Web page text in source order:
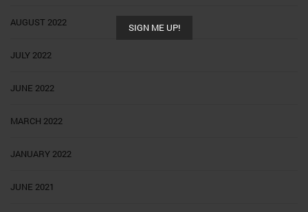
SIGN ME UP!
AUGUST 2022
JULY 2022
JUNE 2022
MARCH 2022
JANUARY 2022
JUNE 2021